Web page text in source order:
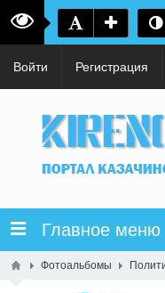
Войти Регистрация
Главное меню
Фотоальбомы